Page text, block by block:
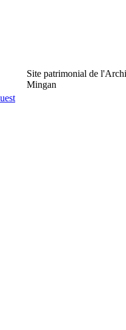
Site patrimonial de
Mingan